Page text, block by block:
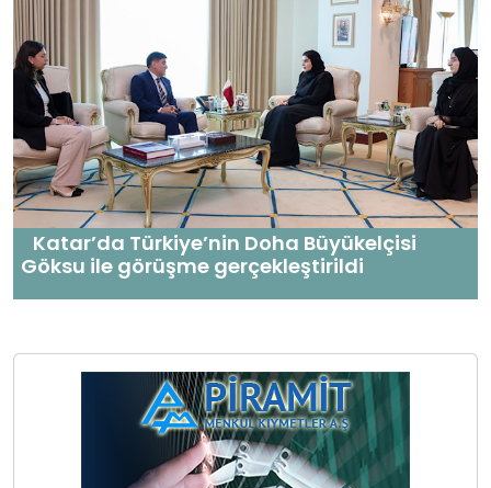
Katar’da Türkiye’nin Doha Büyükelçisi
Göksu ile görüşme gerçekleştirildi